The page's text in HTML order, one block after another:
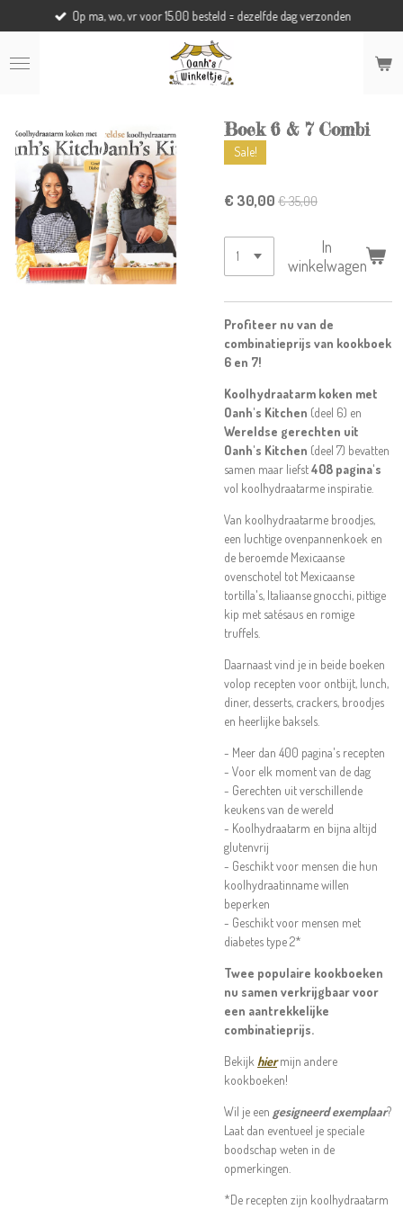
direct
naar
de
Op ma, wo, vr voor 15.00 besteld = dezelfde dag verzonden
Boek 6 & 7 Combi
Sale!
€ 30,00 € 35,00
In
winkelwagen
Profiteer nu van de
combinatieprijs van kookboek
6 en 7!
Koolhydraatarm koken met
Oanh's Kitchen (deel 6) en
Wereldse gerechten uit
Oanh's Kitchen (deel 7) bevatten
samen maar liefst408 pagina's
vol koolhydraatarme inspiratie.
Van koolhydraatarme broodjes,
een luchtige ovenpannenkoek en
de beroemde Mexicaanse
ovenschotel tot Mexicaanse
tortilla's, Italiaanse gnocchi, pittige
kip met satésaus en romige
truffels.
Daarnaast vind je in beide boeken
volop recepten voor ontbijt, lunch,
diner, desserts, crackers, broodjes
en heerlijke baksels.
- Meer dan 400 pagina's recepten
- Voor elk moment van de dag
- Gerechten uit verschillende
keukens van de wereld
- Koolhydraatarm en bijna altijd
glutenvrij
- Geschikt voor mensen die hun
koolhydraatinname willen
beperken
- Geschikt voor mensen met
diabetes type 2*
Twee populaire kookboeken
nu samen verkrijgbaar voor
een aantrekkelijke
combinatieprijs.
Bekijk hiermijn andere
kookboeken!
Wil je een gesigneerd exemplaar?
Laat dan eventueel je speciale
boodschap weten in de
opmerkingen.
*De recepten zijn koolhydraatarm